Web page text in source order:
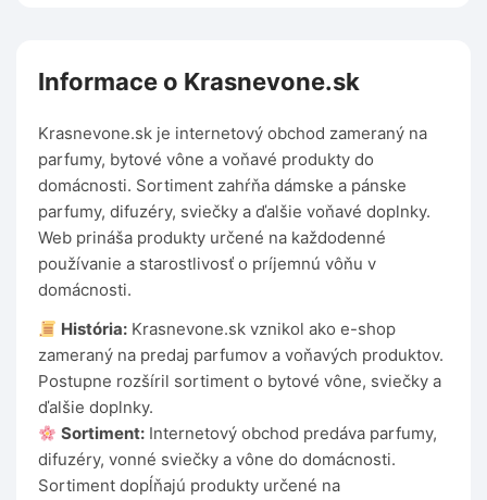
Informace o Krasnevone.sk
Krasnevone.sk je internetový obchod zameraný na
parfumy, bytové vône a voňavé produkty do
domácnosti. Sortiment zahŕňa dámske a pánske
parfumy, difuzéry, sviečky a ďalšie voňavé doplnky.
Web prináša produkty určené na každodenné
používanie a starostlivosť o príjemnú vôňu v
domácnosti.
História: Krasnevone.sk vznikol ako e-shop
zameraný na predaj parfumov a voňavých produktov.
Postupne rozšíril sortiment o bytové vône, sviečky a
ďalšie doplnky.
Sortiment: Internetový obchod predáva parfumy,
difuzéry, vonné sviečky a vône do domácnosti.
Sortiment dopĺňajú produkty určené na